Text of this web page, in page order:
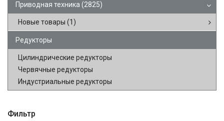
Приводная техника (2825)
Новые товары (1)
Редукторы
Цилиндрические редукторы
Червячные редукторы
Индустриальные редукторы
Фильтр